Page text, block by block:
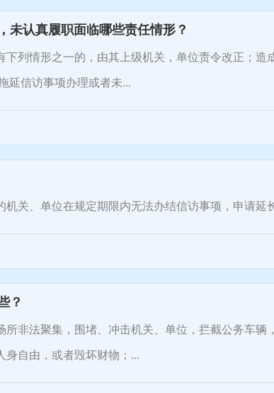
未认真履职面临哪些责任情形？
情形之一的，由其上级机关，单位责令改正；造
信访事项办理或者未...
、单位在规定期限内无法办结信访事项，申请延
？
法聚集，围堵、冲击机关、单位，拦截公务车辆
身自由，或者毁坏财物；...